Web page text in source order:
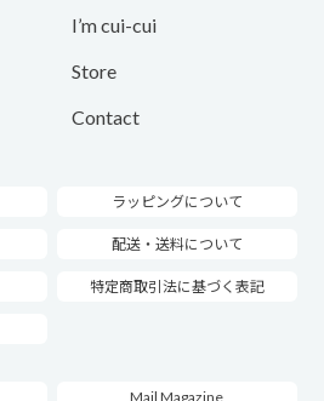
I’m cui-cui
Store
Contact
ラッピングについて
配送・送料について
特定商取引法に基づく表記
Mail Magazine